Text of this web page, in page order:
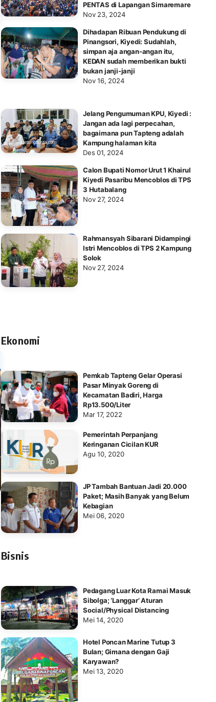
PENTAS di Lapangan Simaremare
Nov 23, 2024
Dihadapan Ribuan Pendukung di
Pinangsori, Kiyedi: Sudahlah,
simpan aja angan-angan itu,
KEDAN sudah memberikan bukti
bukan janji-janji
Nov 16, 2024
Jelang Pengumuman KPU, Kiyedi :
Jangan ada lagi perpecahan,
bagaimana pun Tapteng adalah
Kampung halaman kita
Des 01, 2024
Calon Bupati Nomor Urut 1 Khairul
Kiyedi Pasaribu Mencoblos di TPS
3 Hutabalang
Nov 27, 2024
Rahmansyah Sibarani Didampingi
Istri Mencoblos di TPS 2 Kampung
Solok
Nov 27, 2024
Ekonomi
Pemkab Tapteng Gelar Operasi
Pasar Minyak Goreng di
Kecamatan Badiri, Harga
Rp13.500/Liter
Mar 17, 2022
Pemerintah Perpanjang
Keringanan Cicilan KUR
Agu 10, 2020
JP Tambah Bantuan Jadi 20.000
Paket; Masih Banyak yang Belum
Kebagian
Mei 06, 2020
Bisnis
Pedagang Luar Kota Ramai Masuk
Sibolga; ‘Langgar’ Aturan
Social/Physical Distancing
Mei 14, 2020
Hotel Poncan Marine Tutup 3
Bulan; Gimana dengan Gaji
Karyawan?
Mei 13, 2020